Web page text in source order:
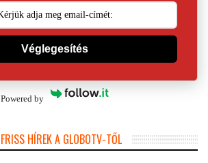
Véglegesítés
Powered by
FRISS HÍREK A GLOBOTV-TŐL